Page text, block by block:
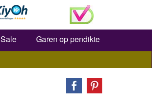
Sale Garen op pendikte